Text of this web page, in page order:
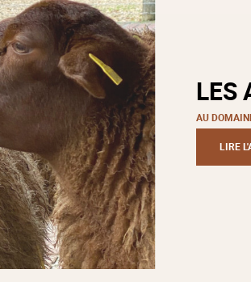
LES
AU
LIRE